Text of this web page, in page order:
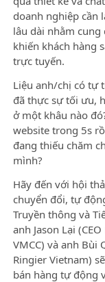
doanh nghiệp cần
lâu dài nhằm
khiến khách hàng
trực tuyến.
Liệu anh/chị có tự
đã thực sự tối ưu,
ở một khâu nào
website trong 5s
đang thiếu chăm
mình?
Hãy đến với hội
chuyển đổi, tự
Truyền thông và
anh Jason Lại
VMCC) và anh Bùi
Ringier Vietnam)
bán hàng tự động